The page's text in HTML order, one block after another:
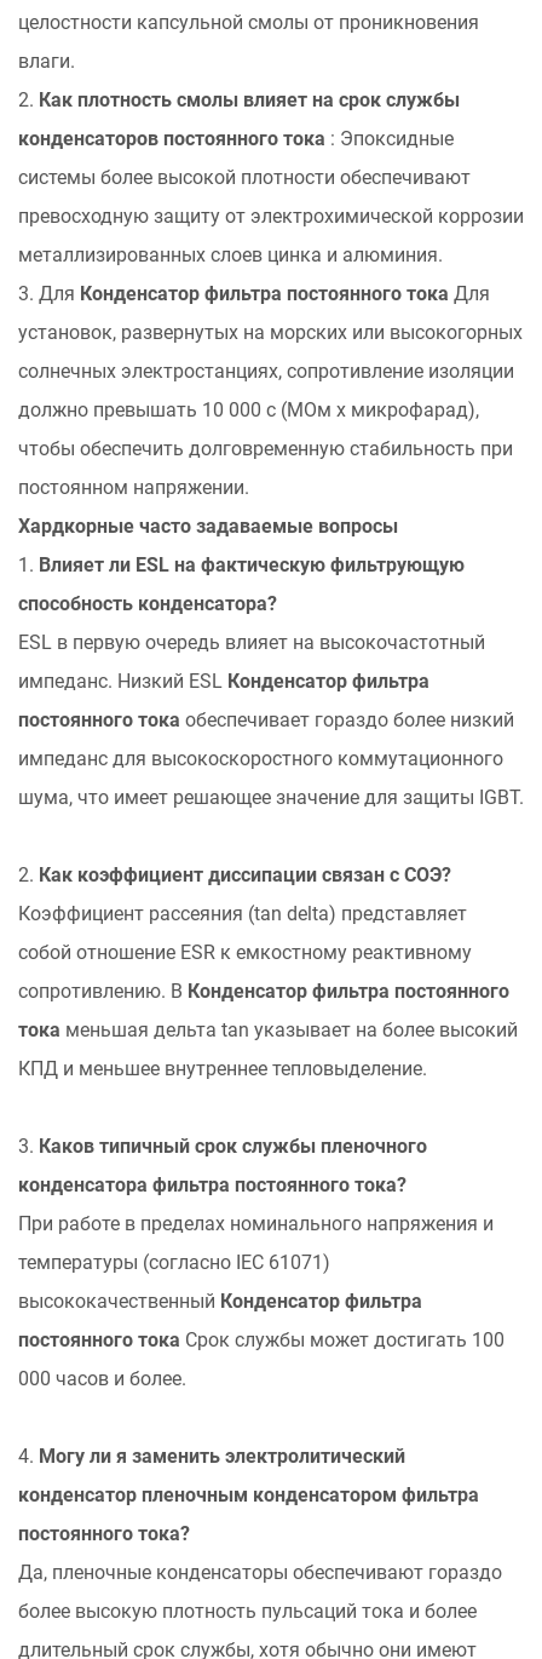
целостности капсульной смолы от проникновения
влаги.
2. Как плотность смолы влияет на срок службы
конденсаторов постоянного тока : Эпоксидные
системы более высокой плотности обеспечивают
превосходную защиту от электрохимической коррозии
металлизированных слоев цинка и алюминия.
3. Для Конденсатор фильтра постоянного тока Для
установок, развернутых на морских или высокогорных
солнечных электростанциях, сопротивление изоляции
должно превышать 10 000 с (МОм x микрофарад),
чтобы обеспечить долговременную стабильность при
постоянном напряжении.
Хардкорные часто задаваемые вопросы
1. Влияет ли ESL на фактическую фильтрующую
способность конденсатора?
ESL в первую очередь влияет на высокочастотный
импеданс. Низкий ESL Конденсатор фильтра
постоянного тока обеспечивает гораздо более низкий
импеданс для высокоскоростного коммутационного
шума, что имеет решающее значение для защиты IGBT.
2. Как коэффициент диссипации связан с СОЭ?
Коэффициент рассеяния (tan delta) представляет
собой отношение ESR к емкостному реактивному
сопротивлению. В Конденсатор фильтра постоянного
тока меньшая дельта tan указывает на более высокий
КПД и меньшее внутреннее тепловыделение.
3. Каков типичный срок службы пленочного
конденсатора фильтра постоянного тока?
При работе в пределах номинального напряжения и
температуры (согласно IEC 61071)
высококачественный Конденсатор фильтра
постоянного тока Срок службы может достигать 100
000 часов и более.
4. Могу ли я заменить электролитический
конденсатор пленочным конденсатором фильтра
постоянного тока?
Да, пленочные конденсаторы обеспечивают гораздо
более высокую плотность пульсаций тока и более
длительный срок службы, хотя обычно они имеют